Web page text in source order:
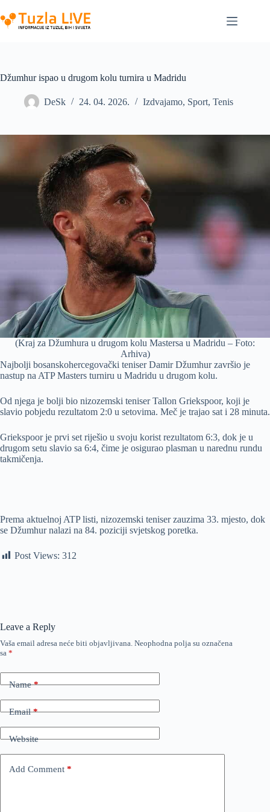
to
content
Džumhur ispao u drugom kolu turnira u Madridu
DeSk 24. 04. 2026. Izdvajamo, Sport, Tenis
(Kraj za Džumhura u drugom kolu Mastersa u Madridu – Foto:
Arhiva)
Najbolji bosanskohercegovački teniser Damir Džumhur završio je
nastup na ATP Masters turniru u Madridu u drugom kolu.
Od njega je bolji bio nizozemski teniser Tallon Griekspoor, koji je
slavio pobjedu rezultatom 2:0 u setovima. Meč je trajao sat i 28 minuta.
Griekspoor je prvi set riješio u svoju korist rezultatom 6:3, dok je u
drugom setu slavio sa 6:4, čime je osigurao plasman u narednu rundu
takmičenja.
Prema aktuelnoj ATP listi, nizozemski teniser zauzima 33. mjesto, dok
se Džumhur nalazi na 84. poziciji svjetskog poretka.
Post Views: 312
Leave a Reply
Vaša email adresa neće biti objavljivana. Neophodna polja su označena
sa *
Name*
Email*
Website
Add Comment *